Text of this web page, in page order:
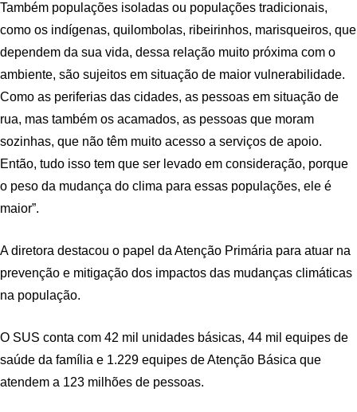
Também populações isoladas ou populações tradicionais,
como os indígenas, quilombolas, ribeirinhos, marisqueiros, que
dependem da sua vida, dessa relação muito próxima com o
ambiente, são sujeitos em situação de maior vulnerabilidade.
Como as periferias das cidades, as pessoas em situação de
rua, mas também os acamados, as pessoas que moram
sozinhas, que não têm muito acesso a serviços de apoio.
Então, tudo isso tem que ser levado em consideração, porque
o peso da mudança do clima para essas populações, ele é
maior”.
A diretora destacou o papel da Atenção Primária para atuar na
prevenção e mitigação dos impactos das mudanças climáticas
na população.
O SUS conta com 42 mil unidades básicas, 44 mil equipes de
saúde da família e 1.229 equipes de Atenção Básica que
atendem a 123 milhões de pessoas.